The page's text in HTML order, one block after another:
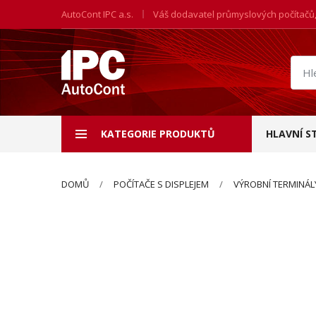
AutoCont IPC a.s. Váš dodavatel průmyslových
KATEGORIE PRODUKTŮ HLAVNÍ
DOMŮ POČÍTAČE S DISPLEJEM VÝROBNÍ